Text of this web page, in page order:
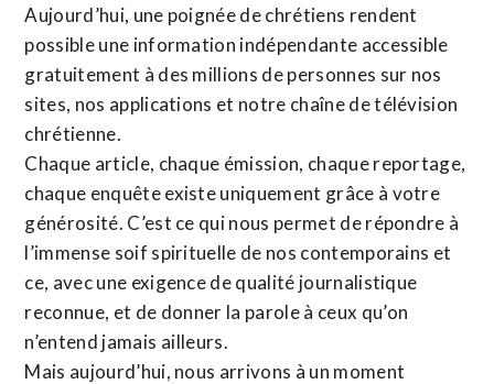
Aujourd’hui, une poignée de chrétiens rendent
possible une information indépendante accessible
gratuitement à des millions de personnes sur nos
sites, nos applications et notre chaîne de télévision
chrétienne.
Chaque article, chaque émission, chaque reportage,
chaque enquête existe uniquement grâce à votre
générosité. C’est ce qui nous permet de répondre à
l’immense soif spirituelle de nos contemporains et
ce, avec une exigence de qualité journalistique
reconnue, et de donner la parole à ceux qu’on
n’entend jamais ailleurs.
Mais aujourd’hui, nous arrivons à un moment